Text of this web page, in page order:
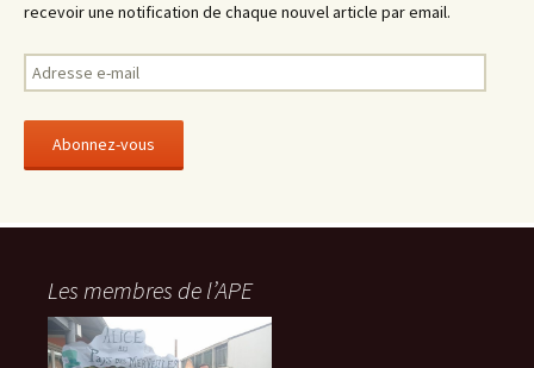
recevoir une notification de chaque nouvel article par email.
d
r
s
Les membres de l’APE